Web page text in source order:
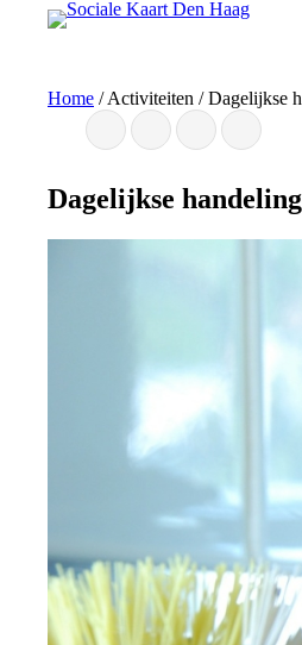
Home /Activiteiten /Dagelijkse
Dagelijkse